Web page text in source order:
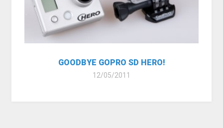
GOODBYE GOPRO SD HERO!
12/05/2011